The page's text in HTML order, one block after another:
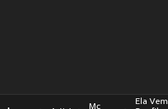
Mc
Ela Vem